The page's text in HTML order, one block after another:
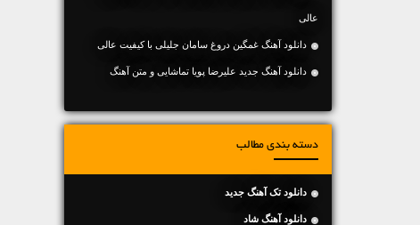
عالی
دانلود آهنگ غمگین دروغ سامان جلیلی با کیفیت عالی
دانلود آهنگ جديد علیرضا پویا تماشایی و متن آهنگ
دسته بندی مطالب
دانلود تک آهنگ جدید
دانلود آهنگ شاد